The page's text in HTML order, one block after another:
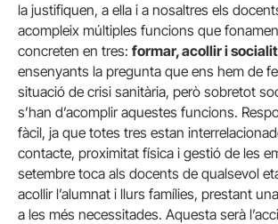
la justifiquen, a ella i a nosaltres els
acompleix múltiples funcions que
concreten en tres: formar, acollir i
ensenyants la pregunta que ens hem de
situació de crisi sanitària, però sobretot
s’han d’acomplir aquestes funcions.
fàcil, ja que totes tres estan
contacte, proximitat física i gestió de les
setembre toca als docents de qualsevol
acollir l’alumnat i llurs famílies, prestant
a les més necessitades. Aquesta serà